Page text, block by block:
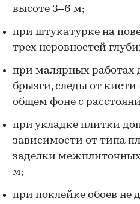
высоте 3–6 м;
при штукатурке на
трех неровностей
при малярных работах
брызги, следы от
общем фоне с
при укладке плитки
зависимости от типа
заделки межплиточных
м;
при поклейке обоев не